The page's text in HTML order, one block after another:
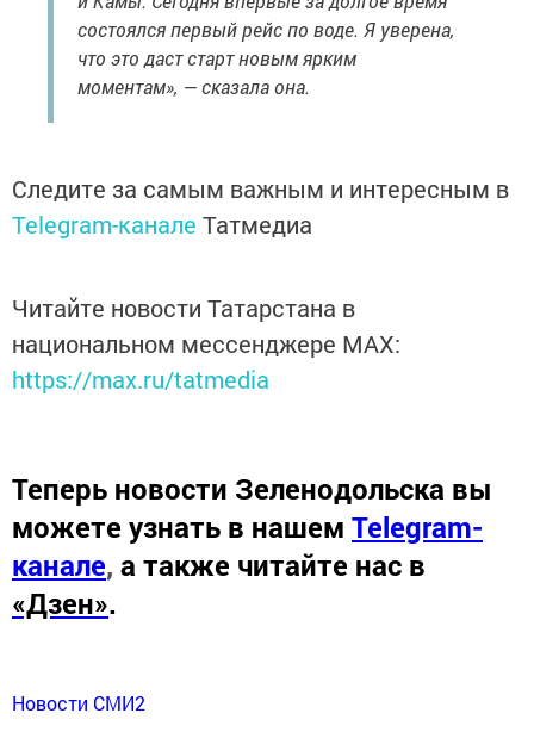
состоялся первый рейс по воде. Я уверена,
что это даст старт новым ярким
моментам», — сказала она.
Следите за самым важным и интересным в
Telegram-канале Татмедиа
Читайте новости Татарстана в
национальном мессенджере MАХ:
https://max.ru/tatmedia
Теперь новости Зеленодольска вы
можете узнать в нашем Telegram-
канале, а также читайте нас в
«Дзен».
Новости СМИ2